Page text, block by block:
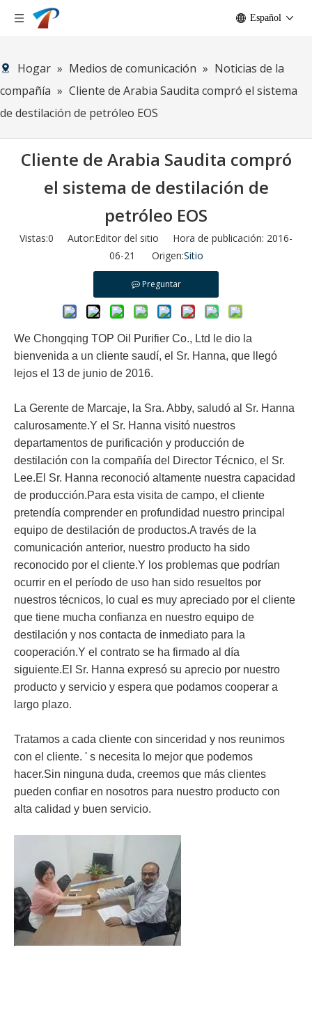
Español
Hogar » Medios de comunicación » Noticias de la
compañía » Cliente de Arabia Saudita compró el sistema
de destilación de petróleo EOS
Cliente de Arabia Saudita compró
el sistema de destilación de
petróleo EOS
Vistas:0 Autor:Editor del sitio Hora de publicación: 2016-
06-21 Origen:Sitio
Preguntar
We Chongqing TOP Oil Purifier Co., Ltd le dio la
bienvenida a un cliente saudí, el Sr. Hanna, que llegó
lejos el 13 de junio de 2016.
La Gerente de Marcaje, la Sra. Abby, saludó al Sr. Hanna
calurosamente.Y el Sr. Hanna visitó nuestros
departamentos de purificación y producción de
destilación con la compañía del Director Técnico, el Sr.
Lee.El Sr. Hanna reconoció altamente nuestra capacidad
de producción.Para esta visita de campo, el cliente
pretendía comprender en profundidad nuestro principal
equipo de destilación de productos.A través de la
comunicación anterior, nuestro producto ha sido
reconocido por el cliente.Y los problemas que podrían
ocurrir en el período de uso han sido resueltos por
nuestros técnicos, lo cual es muy apreciado por el cliente
que tiene mucha confianza en nuestro equipo de
destilación y nos contacta de inmediato para la
cooperación.Y el contrato se ha firmado al día
siguiente.El Sr. Hanna expresó su aprecio por nuestro
producto y servicio y espera que podamos cooperar a
largo plazo.
Tratamos a cada cliente con sinceridad y nos reunimos
con el cliente. ' s necesita lo mejor que podemos
hacer.Sin ninguna duda, creemos que más clientes
pueden confiar en nosotros para nuestro producto con
alta calidad y buen servicio.